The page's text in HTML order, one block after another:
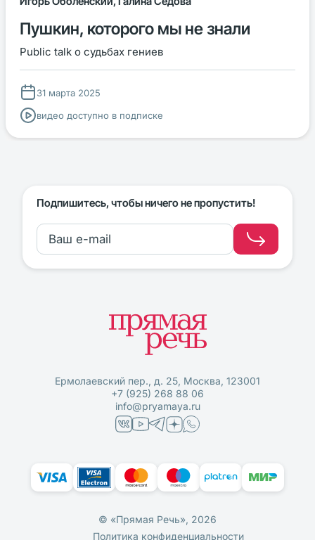
Пушкин, которого мы не знали
Public talk о судьбах гениев
31 марта 2025
видео доступно в подписке
Подпишитесь, чтобы ничего не пропустить!
Ермолаевский пер., д. 25, Москва, 123001
+7 (925) 268 88 06
info@pryamaya.ru
© «Прямая Речь», 2026
Политика конфиденциальности